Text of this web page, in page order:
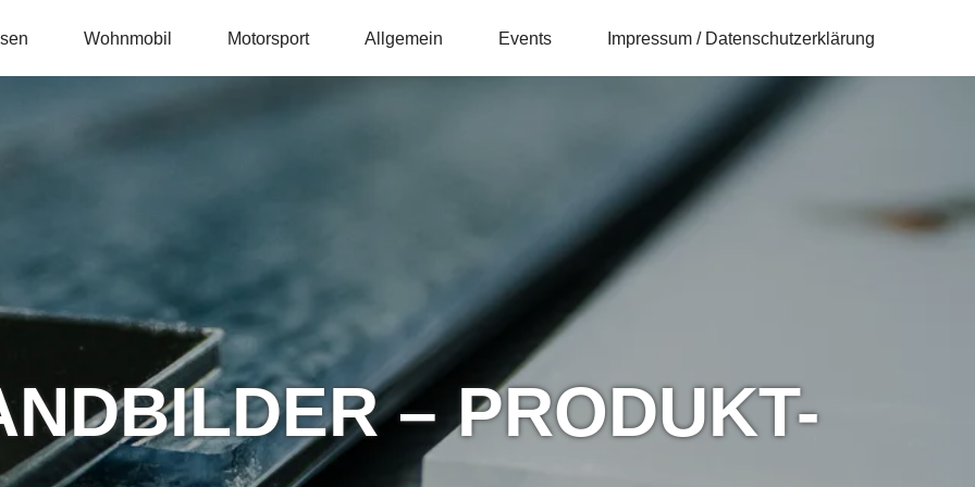
Wohnmobil Motorsport Allgemein Events Impressum / Datenschutzerklärung
– PRODUKT-